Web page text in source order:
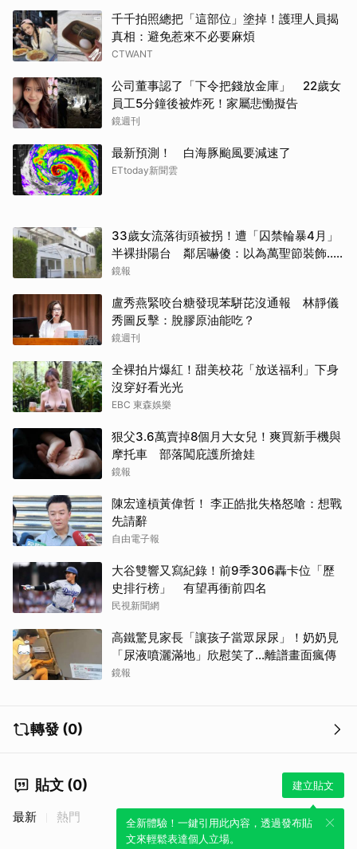
千千拍照總把「這部位」塗掉！護理人員揭
真相：避免惹來不必要麻煩
CTWANT
公司董事認了「下令把錢放金庫」 22歲女
員工5分鐘後被炸死！家屬悲慟擬告
鏡週刊
最新預測！ 白海豚颱風要減速了
ETtoday新聞雲
33歲女流落街頭被拐！遭「囚禁輪暴4月」
半裸掛陽台 鄰居嚇傻：以為萬聖節裝飾...
主謀竟與妻小同住
鏡報
盧秀燕緊咬台糖發現苯駢芘沒通報 林靜儀
秀圖反擊：脫膠原油能吃？
鏡週刊
全裸拍片爆紅！甜美校花「放送福利」下身
沒穿好看光光
EBC 東森娛樂
狠父3.6萬賣掉8個月大女兒！爽買新手機與
摩托車 部落闖庇護所搶娃
鏡報
陳宏達槓黃偉哲！ 李正皓批失格怒嗆：想戰
先請辭
自由電子報
大谷雙響又寫紀錄！前9季306轟卡位「歷
史排行榜」 有望再衝前四名
民視新聞網
高鐵驚見家長「讓孩子當眾尿尿」！奶奶見
「尿液噴灑滿地」欣慰笑了…離譜畫面瘋傳
鏡報
轉發 (0)
貼文 (0) 建立貼文
全新體驗！一鍵引用此內容，透過發布貼
文來輕鬆表達個人立場。
最新 熱門